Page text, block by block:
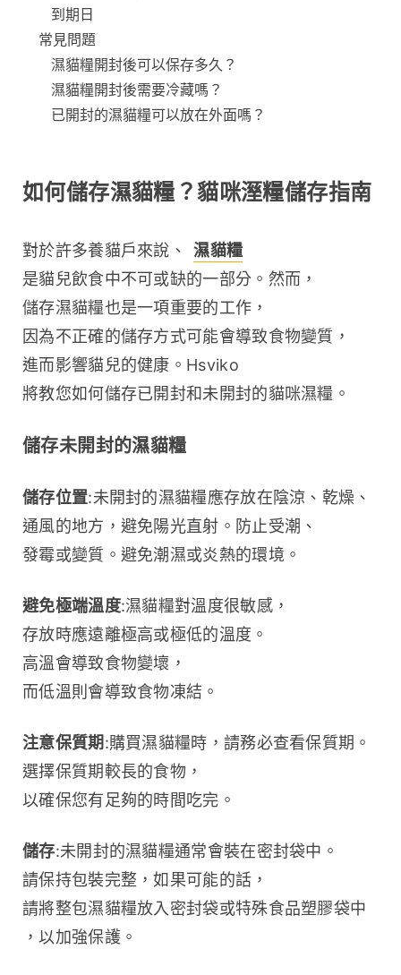
到期日
常見問題
濕貓糧開封後可以保存多久？
濕貓糧開封後需要冷藏嗎？
已開封的濕貓糧可以放在外面嗎？
如何儲存濕貓糧？貓咪溼糧儲存指南
對於許多養貓戶來說、
濕貓糧
是貓兒飲食中不可或缺的一部分。然而，
儲存濕貓糧也是一項重要的工作，
因為不正確的儲存方式可能會導致食物變質，
進而影響貓兒的健康。Hsviko
將教您如何儲存已開封和未開封的貓咪濕糧。
儲存未開封的濕貓糧
儲存位置:未開封的濕貓糧應存放在陰涼、乾燥、
通風的地方，避免陽光直射。防止受潮、
發霉或變質。避免潮濕或炎熱的環境。
避免極端溫度:濕貓糧對溫度很敏感，
存放時應遠離極高或極低的溫度。
高溫會導致食物變壞，
而低溫則會導致食物凍結。
注意保質期:購買濕貓糧時，請務必查看保質期。
選擇保質期較長的食物，
以確保您有足夠的時間吃完。
儲存:未開封的濕貓糧通常會裝在密封袋中。
請保持包裝完整，如果可能的話，
請將整包濕貓糧放入密封袋或特殊食品塑膠袋中
，以加強保護。